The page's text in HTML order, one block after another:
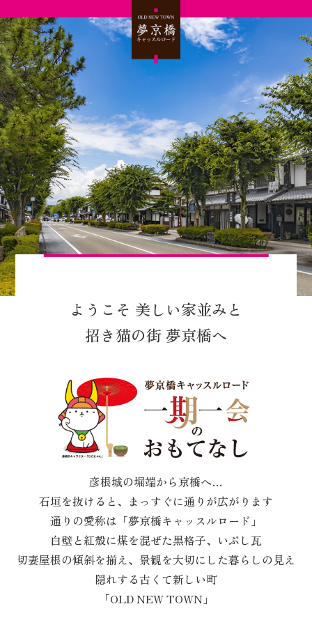
ようこそ 美しい家並みと
招き猫の街 夢京橋へ
彦根城の堀端から京橋へ…
石垣を抜けると、まっすぐに通りが広がります
通りの愛称は「夢京橋キャッスルロード」
白壁と紅殻に煤を混ぜた黒格子、いぶし瓦
切妻屋根の傾斜を揃え、景観を大切にした暮らしの見え
隠れする古くて新しい町
「OLD NEW TOWN」